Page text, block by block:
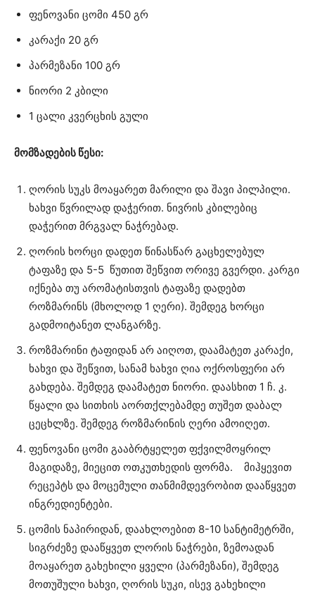
ფენოვანი ცომი 450 გრ
კარაქი 20 გრ
პარმეზანი 100 გრ
ნიორი 2 კბილი
1 ცალი კვერცხის გული
მომზადების წესი:
ღორის სუკს მოაყარეთ მარილი და შავი პილპილი.
ხახვი წვრილად დაჭერით. ნივრის კბილებიც
დაჭერით მრგვალ ნაჭრებად.
ღორის ხორცი დადეთ წინასწარ გაცხელებულ
ტაფაზე და 5-5 წუთით შეწვით ორივე გვერდი. კარგი
იქნება თუ არომატისთვის ტაფაზე დადებთ
როზმარინს (მხოლოდ 1 ღერი). შემდეგ ხორცი
გადმოიტანეთ ლანგარზე.
როზმარინი ტაფიდან არ აიღოთ, დაამატეთ კარაქი,
ხახვი და შეწვით, სანამ ხახვი ღია ოქროსფერი არ
გახდება. შემდეგ დაამატეთ ნიორი. დაასხით 1 ჩ. კ.
წყალი და სითხის აორთქლებამდე თუშეთ დაბალ
ცეცხლზე. შემდეგ როზმარინის ღერი ამოიღეთ.
ფენოვანი ცომი გააბრტყელეთ ფქვილმოყრილ
მაგიდაზე, მიეცით ოთკუთხედის ფორმა. მიჰყევით
რეცეპტს და მოცემული თანმიმდევრობით დააწყვეთ
ინგრედიენტები.
ცომის ნაპირიდან, დაახლოებით 8-10 სანტიმეტრში,
სიგრძეზე დააწყვეთ ლორის ნაჭრები, ზემოადან
მოაყარეთ გახეხილი ყველი (პარმეზანი), შემდეგ
მოთუშული ხახვი, ღორის სუკი, ისევ გახეხილი